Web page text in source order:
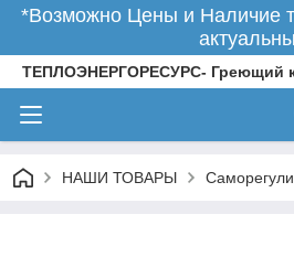
*Возможно Цены и Наличие
актуальны
ТЕПЛОЭНЕРГОРЕСУРС- Греющий
НАШИ ТОВАРЫ